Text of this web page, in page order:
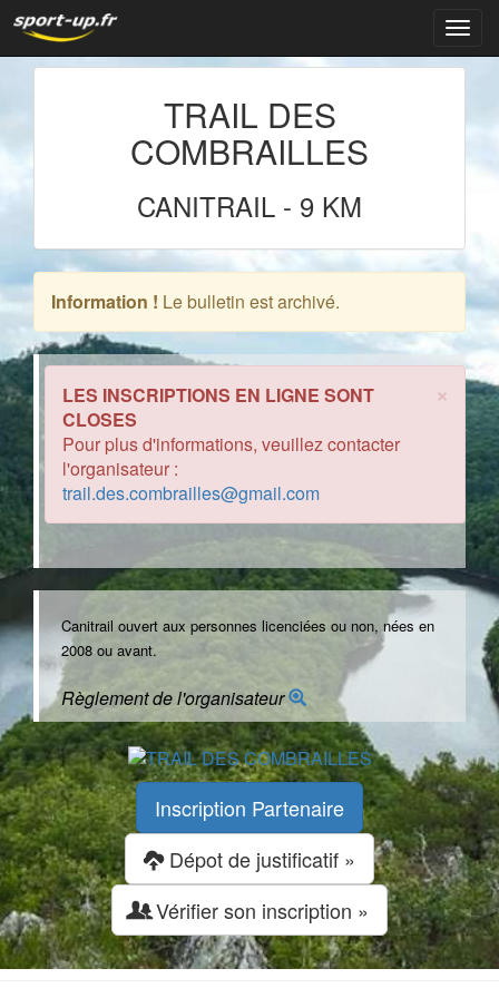
TRAIL DES
COMBRAILLES
CANITRAIL - 9 KM
Information ! Le bulletin est archivé.
×
LES INSCRIPTIONS EN LIGNE SONT
CLOSES
Pour plus d'informations, veuillez contacter
l'organisateur :
trail.des.combrailles@gmail.com
Canitrail ouvert aux personnes licenciées ou non, nées en
2008 ou avant.
Règlement de l'organisateur
Inscription Partenaire
Dépot de justificatif »
Vérifier son inscription »